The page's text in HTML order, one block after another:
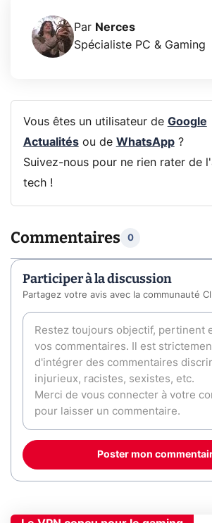
Par Nerces
Spécialiste PC & Gaming
Vous êtes un utilisateur de Google
Actualitésou de WhatsApp?
Suivez-nous pour ne rien rater de
tech !
Commentaires 0
Participer à la discussion
Partagez votre avis avec la communauté
Poster mon